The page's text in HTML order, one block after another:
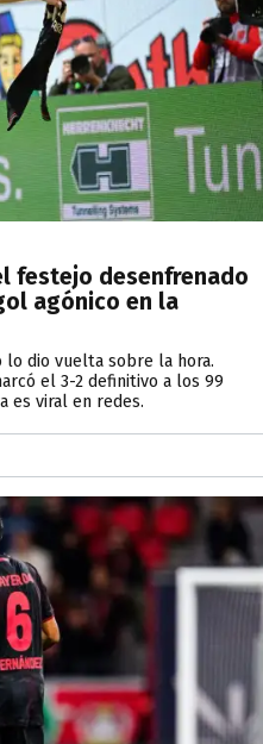
festejo desenfrenado
agónico en la
lo dio vuelta sobre la hora.
el 3-2 definitivo a los 99
es viral en redes.